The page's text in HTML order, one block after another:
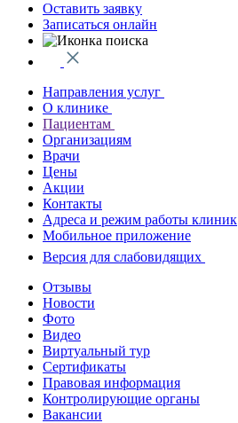
Оставить заявку
Записаться онлайн
Направления услуг
О клинике
Пациентам
Организациям
Врачи
Цены
Акции
Контакты
Адреса и режим работы клиник
Мобильное приложение
Версия для слабовидящих
Отзывы
Новости
Фото
Видео
Виртуальный тур
Сертификаты
Правовая информация
Контролирующие органы
Вакансии